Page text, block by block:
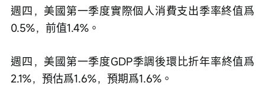
週四，美國第一季度實際個人消費支出季率終值爲
0.5%，前值1.4%。
週四，美國第一季度GDP季調後環比折年率終值爲
2.1%，預估爲1.6%，預期爲1.6%。